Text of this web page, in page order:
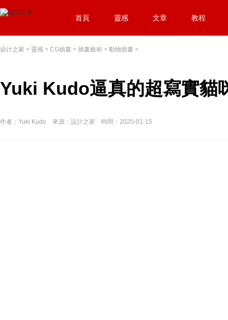
首頁 靈感 文章 教程
设计之家 > 靈感 > CG插畫 > 插畫藝術 > 動物插畫 >
Yuki Kudo逼真的超寫實貓
作者：Yuki Kudo 來源：設計之家 時間：2020-01-15